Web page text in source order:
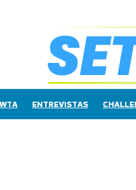
WTA ENTREVISTAS